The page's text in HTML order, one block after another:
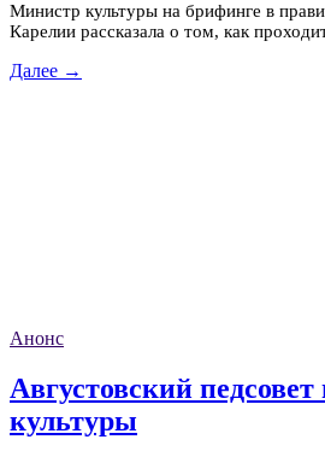
Министр культуры на брифинге в
Карелии рассказала о том, как
Далее →
Анонс
Августовский педсовет
культуры